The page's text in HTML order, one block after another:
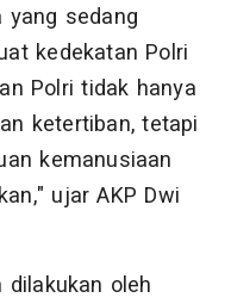
yang sedang
kedekatan Polri
Polri tidak hanya
ketertiban, tetapi
kemanusiaan
ujar AKP Dwi
oleh